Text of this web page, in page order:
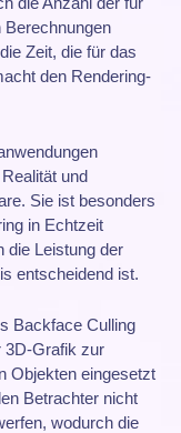
Berechnungen
Zeit, die für das
den Rendering-
und
Sie ist besonders
in Echtzeit
die Leistung der
entscheidend ist.
Backface Culling
3D-Grafik zur
Objekten eingesetzt
Betrachter nicht
wodurch die